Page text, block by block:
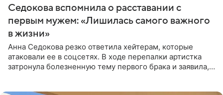
Седокова вспомнила о расставании с
первым мужем: «Лишилась самого важного
в жизни»
Анна Седокова резко ответила хейтерам, которые
атаковали ее в соцсетях. В ходе перепалки артистка
затронула болезненную тему первого брака и заявила,